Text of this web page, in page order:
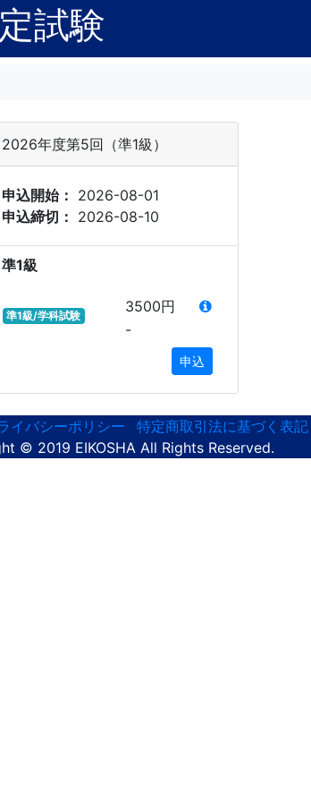
試験
2026年度第5回（準1級）
申込開始： 2026-08-01
申込締切： 2026-08-10
準1級
準1級/学科試験
3500円
-
申込
イバシーポリシー
特定商取引法に基づく表記
© 2019 EIKOSHA All Rights Reserved.